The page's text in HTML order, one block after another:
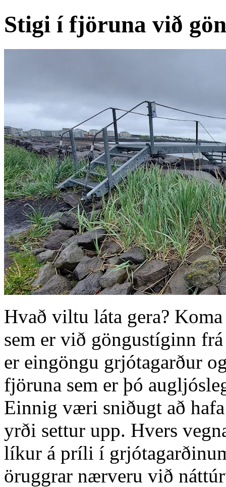
Stigi í fjöruna við
Hvað viltu láta gera?
sem er við göngustíginn
er eingöngu grjótagarður
fjöruna sem er þó
Einnig væri sniðugt að
yrði settur upp. Hvers
líkur á príli í
öruggrar nærveru við